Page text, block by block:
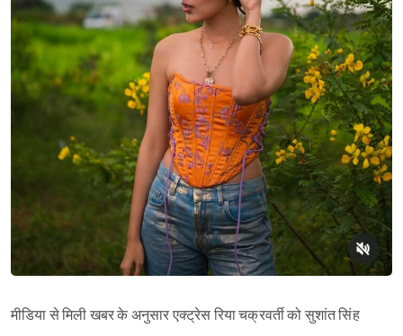
मीडिया से मिली खबर के अनुसार एक्ट्रेस रिया चक्रवर्ती को सुशांत सिंह